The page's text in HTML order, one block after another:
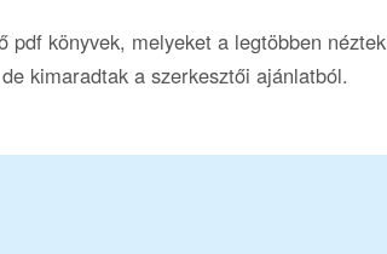
pdf könyvek, melyeket a legtöbben
kimaradtak a szerkesztői ajánlatból.